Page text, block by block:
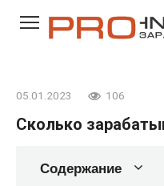
05.01.2023 106
Сколько
Содержание